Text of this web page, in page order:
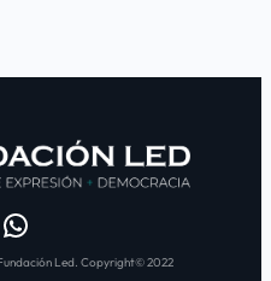
WhatsApp
Led. Copyright© 2022